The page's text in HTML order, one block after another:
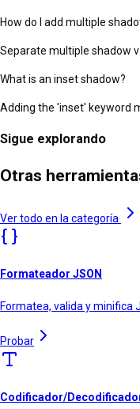
How do I add multiple
Separate multiple shadow
What is an inset shadow?
Adding the 'inset' keyword
Sigue explorando
Otras
Ver todo en la categoría
Formateador JSON
Formatea, valida y minifica
Probar
Codificador/